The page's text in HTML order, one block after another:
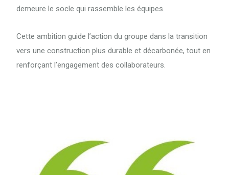
demeure le socle qui rassemble les équipes.
Cette ambition guide l’action du groupe dans la transition
vers une construction plus durable et décarbonée, tout en
renforçant l’engagement des collaborateurs.